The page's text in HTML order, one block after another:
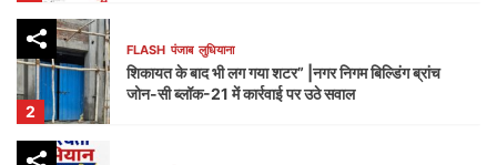
2
FLASH पंजाब लुधियाना
शिकायत के बाद भी लग गया शटर” |नगर निगम बिल्डिंग ब्रांच
जोन-सी ब्लॉक-21 में कार्रवाई पर उठे सवाल